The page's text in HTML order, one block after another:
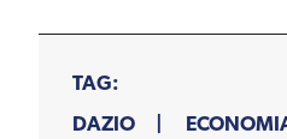
TAG:
DAZIO